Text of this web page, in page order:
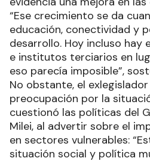
“Ese crecimiento se da
educación, conectividad y
desarrollo. Hoy incluso hay
e institutos terciarios en
eso parecía imposible”,
No obstante, el
preocupación por la
cuestionó las políticas del
Milei, al advertir sobre el
en sectores vulnerables:
situación social y política